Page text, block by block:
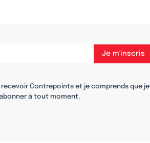
Contrepoints et je comprends que je
à tout moment.